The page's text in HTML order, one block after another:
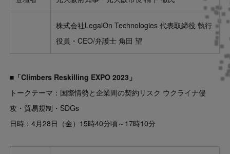
株式会社LegalOn Technologies 代表取締役 執行
役員・CEO/弁護士 角田 望
■「Climbers Reskilling EXPO 2023」
トークテーマ：国際情勢と企業間の契約リスク ウクライナ侵
攻・貿易規制・SDGs
日時：4月28日（金）15時40分頃～17時10分